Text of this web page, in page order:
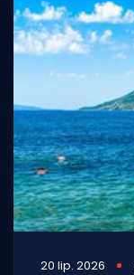
20 lip. 2026